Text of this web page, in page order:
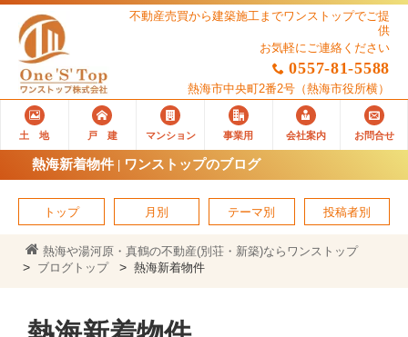
不動産売買から建築施工までワンストップでご提
供
お気軽にご連絡ください
0557-81-5588
熱海市中央町2番2号 （熱海市役所横）
土 地 戸 建 マンション 事業用 会社案内 お問合せ
熱海新着物件 | ワンストップのブログ
トップ 月別 テーマ別 投稿者別
熱海や湯河原・真鶴の不動産(別荘・新築)ならワンストップ
ブログトップ
熱海新着物件